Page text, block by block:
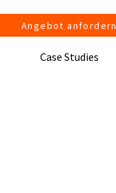
Case Studies
Angebot anfordern